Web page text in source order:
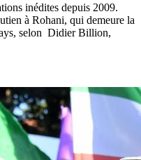
inédites depuis 2009.
à Rohani, qui demeure la
selon Didier Billion,